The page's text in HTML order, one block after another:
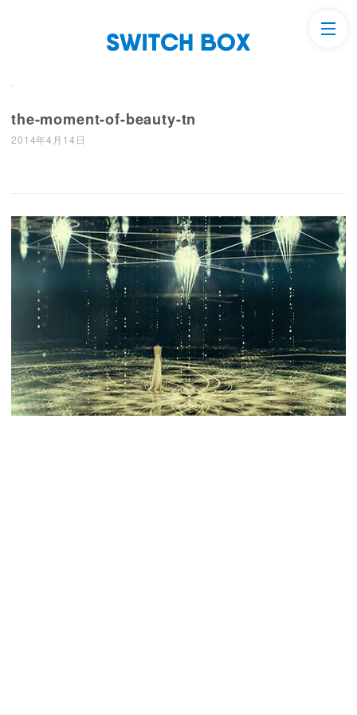
the-moment-of-beauty-tn
2014年4月14日